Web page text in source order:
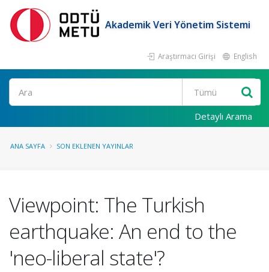
Akademik Veri Yönetim Sistemi
Araştırmacı Girişi English
Ara
Detaylı Arama
ANA SAYFA SON EKLENEN YAYINLAR
Viewpoint: The Turkish
earthquake: An end to the
'neo-liberal state'?